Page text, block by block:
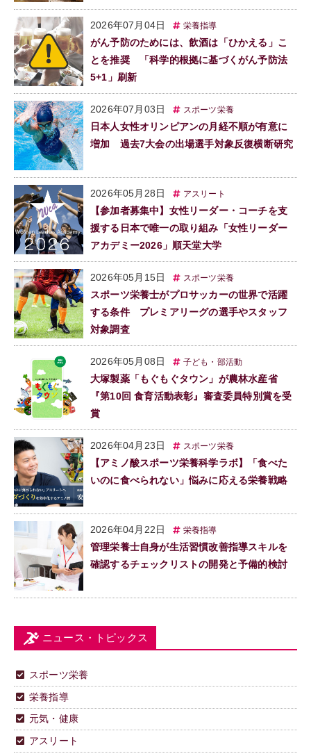
2026年07月04日 栄養指導
がん予防のためには、飲酒は「ひかえる」こ
とを推奨 「科学的根拠に基づくがん予防法
5+1」刷新
2026年07月03日 スポーツ栄養
日本人女性オリンピアンの月経不順が有意に
増加 過去7大会の出場選手対象反復横断研究
2026年05月28日 アスリート
【参加者募集中】女性リーダー・コーチを支
援する日本で唯一の取り組み「女性リーダー
アカデミー2026」順天堂大学
2026年05月15日 スポーツ栄養
スポーツ栄養士がプロサッカーの世界で活躍
する条件 プレミアリーグの選手やスタッフ
対象調査
2026年05月08日 子ども・部活動
大塚製薬「もぐもぐタウン」が農林水産省
『第10回 食育活動表彰』審査委員特別賞を受
賞
2026年04月23日 スポーツ栄養
【アミノ酸スポーツ栄養科学ラボ】「食べた
いのに食べられない」悩みに応える栄養戦略
2026年04月22日 栄養指導
管理栄養士自身が生活習慣改善指導スキルを
確認するチェックリストの開発と予備的検討
ニュース・トピックス
スポーツ栄養
栄養指導
元気・健康
アスリート